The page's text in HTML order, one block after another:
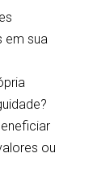
em sua
ou